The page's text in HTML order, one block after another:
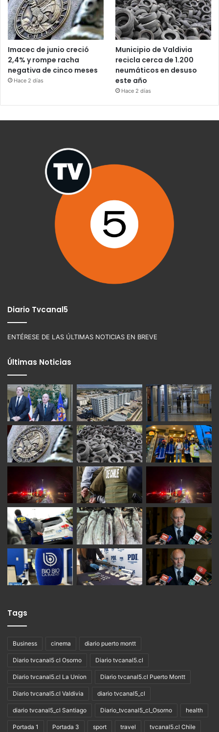
Imacec de junio creció
2,4% y rompe racha
negativa de cinco meses
Hace 2 días
Municipio de Valdivia
recicla cerca de 1.200
neumáticos en desuso
este año
Hace 2 días
Diario Tvcanal5
ENTÉRESE DE LAS ÚLTIMAS NOTICIAS EN BREVE
Últimas Noticias
Tags
Business cinema diario puerto montt
Diario tvcanal5 cl Osorno Diario tvcanal5.cl
Diario tvcanal5.cl La Union Diario tvcanal5.cl Puerto Montt
Diario tvcanal5.cl Valdivia diario tvcanal5_cl
diario tvcanal5_cl Santiago Diario_tvcanal5_cl_Osorno health
Portada 1 Portada 3 sport travel tvcanal5.cl Chile